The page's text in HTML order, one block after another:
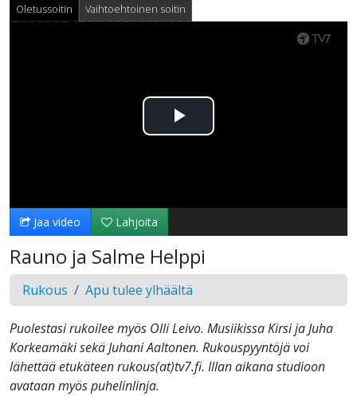
Oletussoitin Vaihtoehtoinen soitin
Toista
Jaa video Lahjoita
Rauno ja Salme Helppi
Rukous Apu tulee ylhäältä
Puolestasi rukoilee myös Olli Leivo. Musiikissa Kirsi ja Juha
Korkeamäki sekä Juhani Aaltonen. Rukouspyyntöjä voi
lähettää etukäteen rukous(at)tv7.fi. Illan aikana studioon
avataan myös puhelinlinja.